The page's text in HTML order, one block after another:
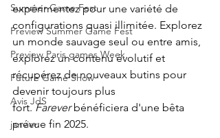
Summer Game Fest
Preview Summer Game Fest
Preview Paris games Week
Future Game Show
Avis JdS
janvier
expérimentez pour une variété de
configurations quasi illimitée. Explorez
un monde sauvage seul ou entre amis,
explorez un contenu évolutif et
récupérez de nouveaux butins pour
devenir toujours plus
fort. Farever bénéficiera d'une bêta
prévue fin 2025.